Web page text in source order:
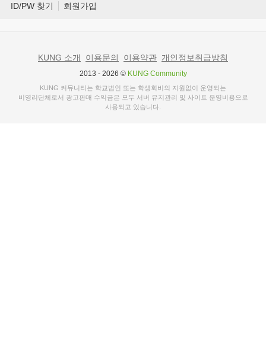
ID/PW 찾기 회원가입
KUNG 소개 이용문의 이용약관 개인정보취급방침
2013 - 2026 © KUNG Community
KUNG 커뮤니티는 학교법인 또는 학생회비의 지원없이 운영되는
비영리단체로서 광고판매 수익금은 모두 서버 유지관리 및 사이트 운영비용으로
사용되고 있습니다.